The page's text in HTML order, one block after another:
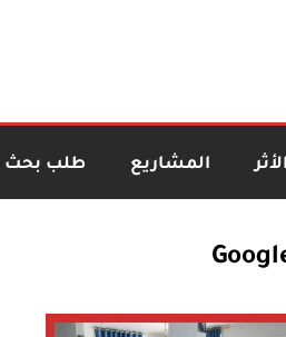
الأثر المشاريع طلب بحث